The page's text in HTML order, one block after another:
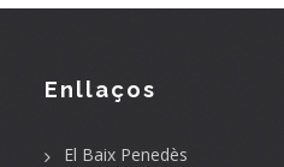
Enllaços
El Baix Penedès